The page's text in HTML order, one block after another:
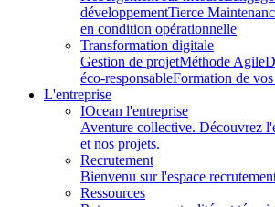
développementTierce
en condition opérationnelle
Transformation digitale
Gestion de projetMéthode Agile
éco-responsableFormation de
L'entreprise
IOcean l'entreprise
Aventure collective. Découvrez
et nos projets.
Recrutement
Bienvenu sur l'espace
Ressources